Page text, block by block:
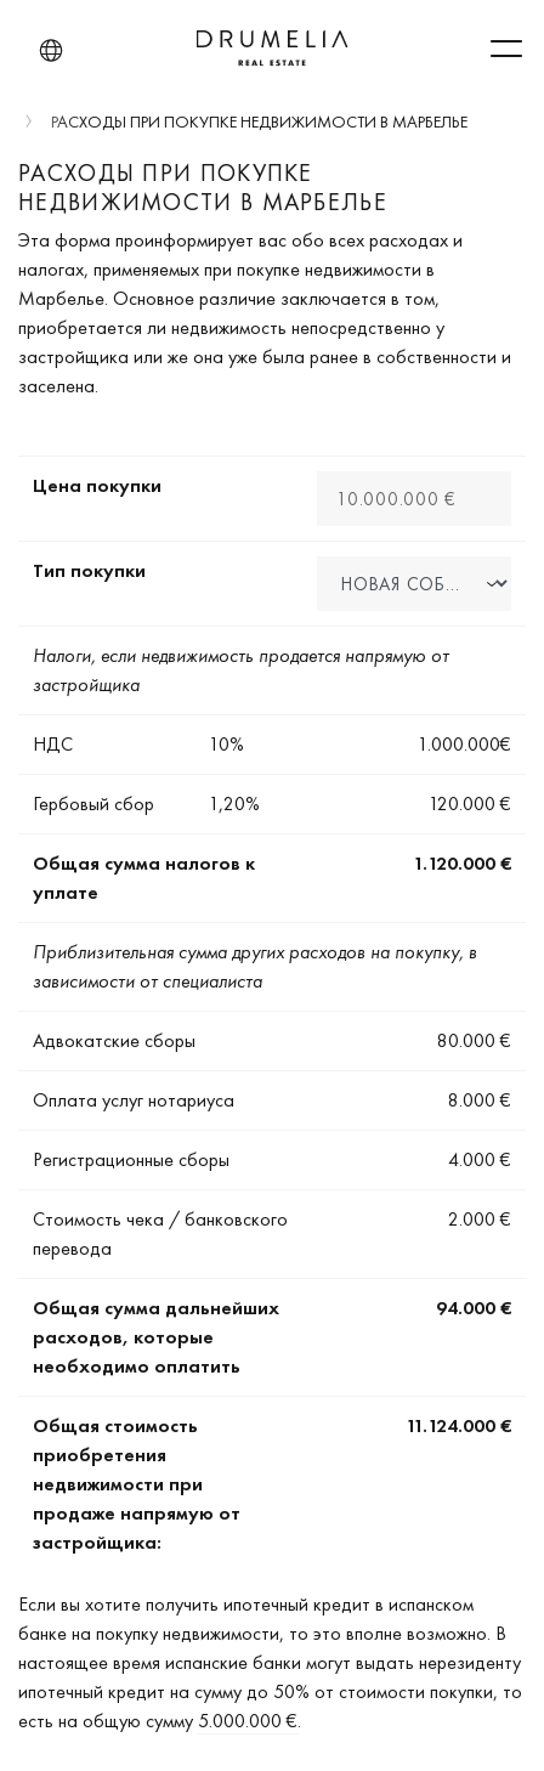
РАСХОДЫ ПРИ ПОКУПКЕ НЕДВИЖИМОСТИ В МАРБЕЛЬЕ
РАСХОДЫ ПРИ ПОКУПКЕ
НЕДВИЖИМОСТИ В МАРБЕЛЬЕ
Эта форма проинформирует вас обо всех расходах и
налогах, применяемых при покупке недвижимости в
Марбелье. Основное различие заключается в том,
приобретается ли недвижимость непосредственно у
застройщика или же она уже была ранее в собственности и
заселена.
Цена покупки
Тип покупки
Налоги, если недвижимость продается напрямую от
застройщика
НДС 10% 1.000.000€
Гербовый сбор 1,20% 120.000 €
Общая сумма налогов к
уплате
1.120.000 €
Приблизительная сумма других расходов на покупку, в
зависимости от специалиста
Адвокатские сборы 80.000 €
Оплата услуг нотариуса 8.000 €
Регистрационные сборы 4.000 €
Стоимость чека / банковского
перевода
2.000 €
Общая сумма дальнейших
расходов, которые
необходимо оплатить
94.000 €
Общая стоимость
приобретения
недвижимости при
продаже напрямую от
застройщика:
11.124.000 €
Если вы хотите получить ипотечный кредит в испанском
банке на покупку недвижимости, то это вполне возможно. В
настоящее время испанские банки могут выдать нерезиденту
ипотечный кредит на сумму до 50% от стоимости покупки, то
есть на общую сумму 5.000.000 €.